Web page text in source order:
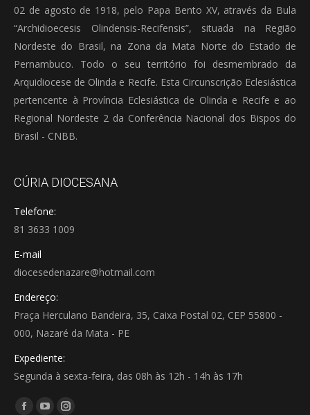
02 de agosto de 1918, pelo Papa Bento XV, através da Bula
“Archidioecesis Olindensis-Recifensis”, situada na Região
Nordeste do Brasil, na Zona da Mata Norte do Estado de
Pernambuco. Todo o seu território foi desmembrado da
Arquidiocese de Olinda e Recife. Esta Circunscrição Eclesiástica
pertencente à Província Eclesiástica de Olinda e Recife e ao
Regional Nordeste 2 da Conferência Nacional dos Bispos do
Brasil - CNBB.
CÚRIA DIOCESANA
Telefone:
81 3633 1009
E-mail
diocesedenazare@hotmail.com
Endereço:
Praça Herculano Bandeira, 35, Caixa Postal 02, CEP 55800 -
000, Nazaré da Mata - PE
Expediente:
Segunda à sexta-feira, das 08h às 12h - 14h às 17h
Encontre-nos em: